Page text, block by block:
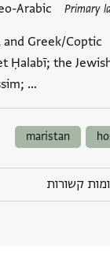
Primary
Arabic
Greek/Coptic
Ḥalabī; the
…
maristan
קשורות